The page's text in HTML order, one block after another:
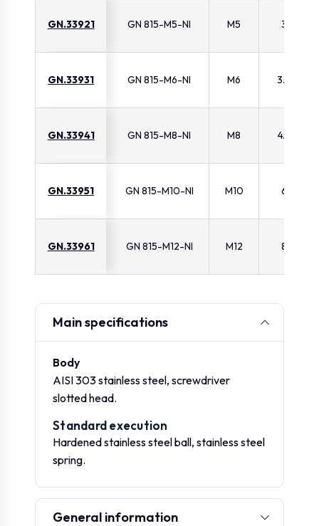
GN.33921 GN 815-M5-NI M5 3
GN.33931 GN 815-M6-NI M6 3.5
GN.33941 GN 815-M8-NI M8 4.5
GN.33951 GN 815-M10-NI M10 6
GN.33961 GN 815-M12-NI M12 8
Main specifications
Body
AISI 303 stainless steel, screwdriver
slotted head.
Standard execution
Hardened stainless steel ball, stainless steel
spring.
General information